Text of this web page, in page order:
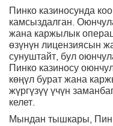
Пинко казиносунда
камсыздалган.
жана каржылык
өзүнүн лицензиясын
сунуштайт, бул
Пинко казиносу
көңүл бурат жана
жүргүзүү үчүн
келет.
Мындан тышкары,